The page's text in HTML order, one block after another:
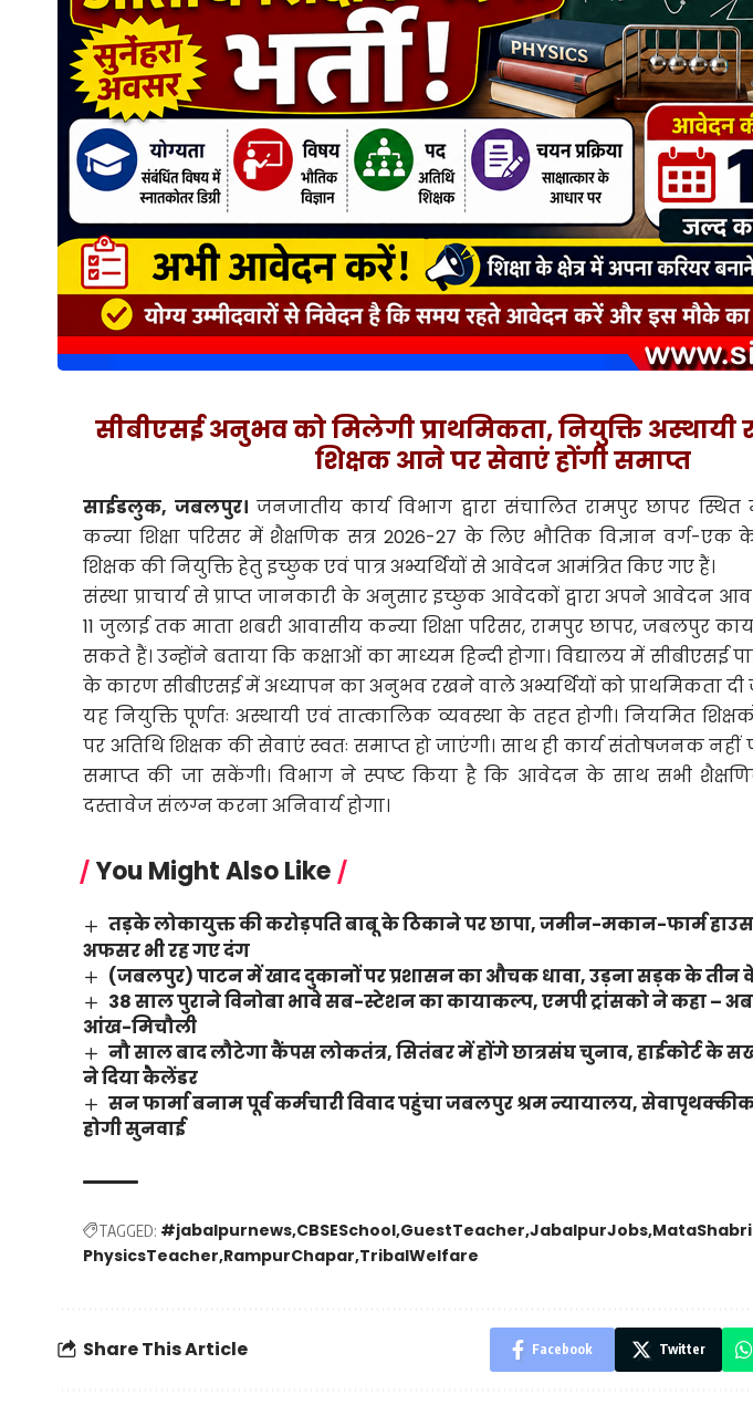
सीबीएसई अनुभव को मिलेगी प्राथमिकता, नियुक्ति अस्थायी
शिक्षक आने पर सेवाएं होंगी समाप्त
साईडलुक, जबलपुर। जनजातीय कार्य विभाग द्वारा संचालित रामपुर छापर
कन्या शिक्षा परिसर में शैक्षणिक सत्र 2026-27 के लिए भौतिक विज्ञान वर्ग-एक
शिक्षक की नियुक्ति हेतु इच्छुक एवं पात्र अभ्यर्थियों से आवेदन आमंत्रित किए गए हैं।
संस्था प्राचार्य से प्राप्त जानकारी के अनुसार इच्छुक आवेदकों द्वारा अपने आवेदन
11 जुलाई तक माता शबरी आवासीय कन्या शिक्षा परिसर, रामपुर छापर, जबलपुर
सकते हैं। उन्होंने बताया कि कक्षाओं का माध्यम हिन्दी होगा। विद्यालय में सीबीएसई
के कारण सीबीएसई में अध्यापन का अनुभव रखने वाले अभ्यर्थियों को प्राथमिकता दी
यह नियुक्ति पूर्णतः अस्थायी एवं तात्कालिक व्यवस्था के तहत होगी। नियमित
पर अतिथि शिक्षक की सेवाएं स्वतः समाप्त हो जाएंगी। साथ ही कार्य संतोषजनक नहीं
समाप्त की जा सकेंगी। विभाग ने स्पष्ट किया है कि आवेदन के साथ सभी
दस्तावेज संलग्न करना अनिवार्य होगा।
You Might Also Like
तड़के लोकायुक्त की करोड़पति बाबू के ठिकाने पर छापा, जमीन-मकान-फार्म
अफसर भी रह गए दंग
(जबलपुर) पाटन में खाद दुकानों पर प्रशासन का औचक धावा, उड़ना सड़क के तीन
38 साल पुराने विनोबा भावे सब-स्टेशन का कायाकल्प, एमपी ट्रांसको ने कहा – अब
आंख-मिचौली
नौ साल बाद लौटेगा कैंपस लोकतंत्र, सितंबर में होंगे छात्रसंघ चुनाव, हाईकोर्ट के
ने दिया कैलेंडर
सन फार्मा बनाम पूर्व कर्मचारी विवाद पहुंचा जबलपुर श्रम न्यायालय,
होगी सुनवाई
TAGGED: #jabalpurnews CBSESchool GuestTeacher JabalpurJobs
PhysicsTeacher RampurChapar TribalWelfare
Share This Article Facebook Twitter